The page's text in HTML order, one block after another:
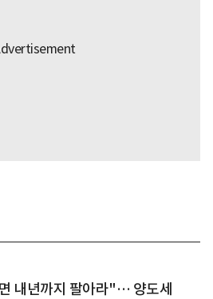
내년까지 팔아라"… 양도세